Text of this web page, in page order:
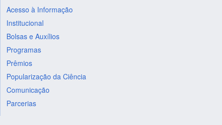
Acesso à Informação
Institucional
Bolsas e Auxílios
Programas
Prêmios
Popularização da Ciência
Comunicação
Parcerias